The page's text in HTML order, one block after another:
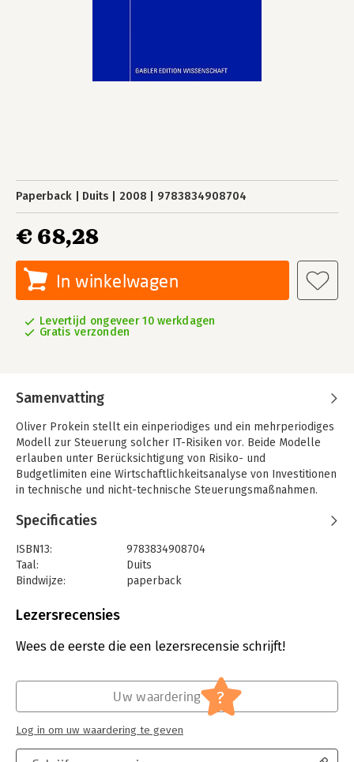
Paperback Duits 2008 9783834908704
€ 68,28
In winkelwagen
Levertijd ongeveer 10 werkdagen
Gratis verzonden
Samenvatting
Oliver Prokein stellt ein einperiodiges und ein mehrperiodiges
Modell zur Steuerung solcher IT-Risiken vor. Beide Modelle
erlauben unter Berücksichtigung von Risiko- und
Budgetlimiten eine Wirtschaftlichkeitsanalyse von Investitionen
in technische und nicht-technische Steuerungsmaßnahmen.
Specificaties
ISBN13:
9783834908704
Taal:
Duits
Bindwijze:
paperback
Uitgever:
Markt- Und Unternehmensentwicklung
Markets and Organisations
Lezersrecensies
Wees de eerste die een lezersrecensie schrijft!
Uw waardering ?
Log in om uw waardering te geven